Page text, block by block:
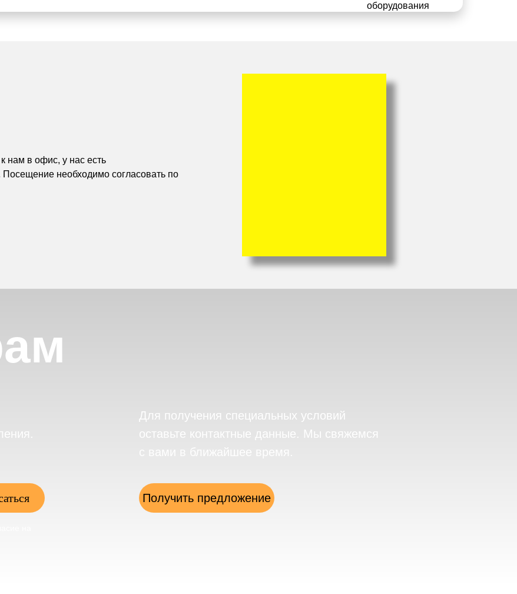
оборудования
нам в офис, у нас есть
необходимо согласовать по
Для получения специальных условий
оставьте контактные данные. Мы свяжемся
с вами в ближайшее время.
Получить предложение